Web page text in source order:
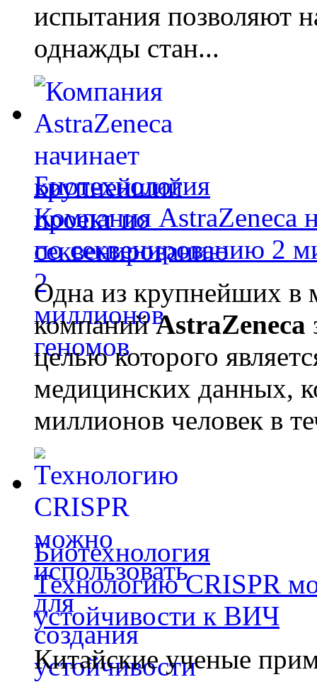
испытания позволяют
однажды стан...
Биотехнология
Компания AstraZeneca
по секвенированию 2
Одна из крупнейших в
компанийAstraZeneca
целью которого
медицинских данных,
миллионов человек в
Биотехнология
Технологию CRISPR
устойчивости к ВИЧ
Китайские ученые